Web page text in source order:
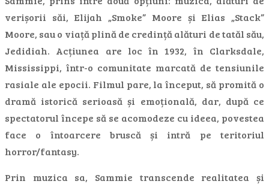
verișorii săi, Elijah „Smoke” Moore și Elias „Stack”
Moore, sau o viață plină de credință alături de tatăl său,
Jedidiah. Acțiunea are loc în 1932, în Clarksdale,
Mississippi, într-o comunitate marcată de tensiunile
rasiale ale epocii. Filmul pare, la început, să promită o
dramă istorică serioasă și emoțională, dar, după ce
spectatorul începe să se acomodeze cu ideea, povestea
face o întoarcere bruscă și intră pe teritoriul
horror/fantasy.
Prin muzica sa, Sammie transcende realitatea și